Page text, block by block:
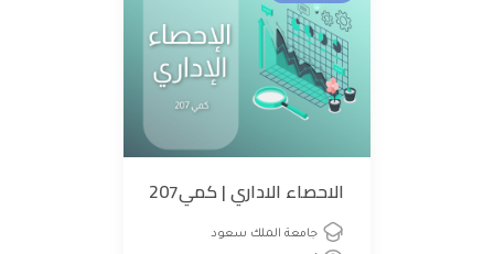
الاحصاء الاداري | كمي207
جامعة الملك سعود